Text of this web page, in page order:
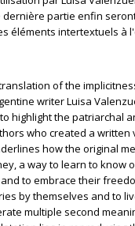
partie enfin
éléments intertextuels à
of the
writer Luisa
highlight the patriarchal
who created a written
how the original
a way to learn to know
to embrace their
by themselves and to
multiple second